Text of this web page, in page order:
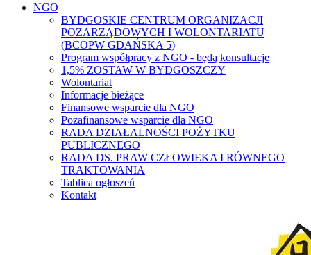
NGO
BYDGOSKIE CENTRUM ORGANIZACJI
POZARZĄDOWYCH I WOLONTARIATU
(BCOPW GDAŃSKA 5)
Program współpracy z NGO - będą konsultacje
1,5% ZOSTAW W BYDGOSZCZY
Wolontariat
Informacje bieżące
Finansowe wsparcie dla NGO
Pozafinansowe wsparcie dla NGO
RADA DZIAŁALNOŚCI POŻYTKU
PUBLICZNEGO
RADA DS. PRAW CZŁOWIEKA I RÓWNEGO
TRAKTOWANIA
Tablica ogłoszeń
Kontakt